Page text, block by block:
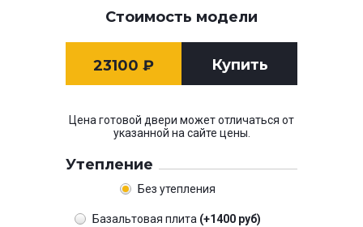
Стоимость модели
23100 ₽ Купить
Цена готовой двери может отличаться от
указанной на сайте цены.
Утепление
Без утепления
Базальтовая плита (+1400 руб)